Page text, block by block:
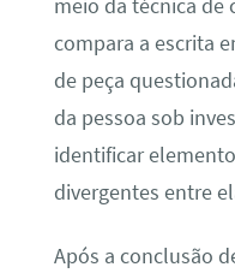
meio da técnica de
compara a escrita
de peça
da pessoa sob
identificar
divergentes entre
Após a conclusão